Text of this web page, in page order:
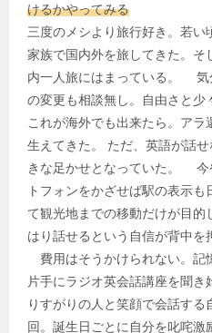
けるかやってみる
三度のメシより旅行好き。若い
家族で国内外を旅してきた。そ
内一人旅にはまっている。 気
の変更も相談無し。自由さと少
これが海外でも出来たら。ア
生えてきた。 ただ、英語が話
きな足かせとなっていた。 今
トフォンをかざせば駅の表示
て観光地までの移動だけが目
はり話せるという自信が背中を
費用はそうかけられない。記
片手にラジオ英会話講座を聞
りすがりの人と笑顔で会話す
回。誕生日ごとに自分を叱咤激